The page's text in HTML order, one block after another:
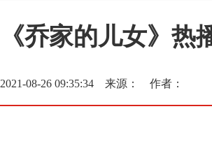
《乔家的儿女》
2021-08-26 09:35:34 来源： 作者：